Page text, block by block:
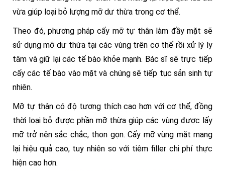
vừa giúp loại bỏ lượng mỡ dư thừa trong cơ thể.
Theo đó, phương pháp cấy mỡ tự thân làm đầy mặt sẽ
sử dụng mỡ dư thừa tại các vùng trên cơ thể rồi xử lý ly
tâm và giữ lại các tế bào khỏe mạnh. Bác sĩ sẽ trực tiếp
cấy các tế bào vào mặt và chúng sẽ tiếp tục sản sinh tự
nhiên.
Mỡ tự thân có độ tương thích cao hơn với cơ thể, đồng
thời loại bỏ được phần mỡ thừa giúp các vùng được lấy
mỡ trở nên sắc chắc, thon gọn. Cấy mỡ vùng mặt mang
lại hiệu quả cao, tuy nhiên so với tiêm filler chi phí thực
hiện cao hơn.